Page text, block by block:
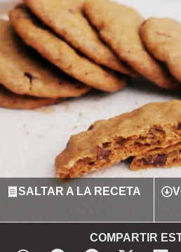
SALTAR A LA RECETA
COMPARTIR